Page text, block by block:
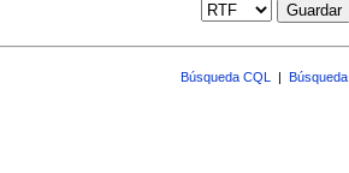
Guardar
Búsqueda CQL